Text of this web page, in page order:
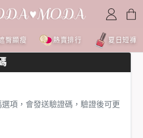
臀顯瘦 熱賣排行 夏日短褲
項，會發送驗證碼，驗證後可更